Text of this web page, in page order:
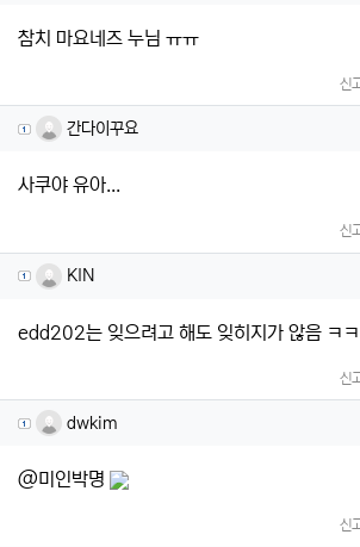
참치 마요네즈 누님 ㅠㅠ
신
간다이꾸요님의 댓글
간다이꾸요
사쿠야 유아...
신
KIN님의 댓글
KIN
edd202는 잊으려고 해도 잊히지가 않음 ㅋ
신
dwkim님의 댓글
dwkim
@미인박명
신